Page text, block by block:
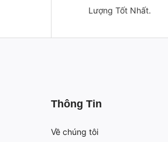
Lượng Tốt Nhất.
Thông Tin
Về chúng tôi